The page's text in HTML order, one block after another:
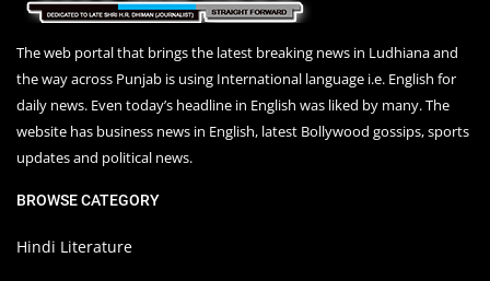
The web portal that brings the latest breaking news in Ludhiana and
the way across Punjab is using International language i.e. English for
daily news. Even today’s headline in English was liked by many. The
website has business news in English, latest Bollywood gossips, sports
updates and political news.
BROWSE CATEGORY
Hindi Literature